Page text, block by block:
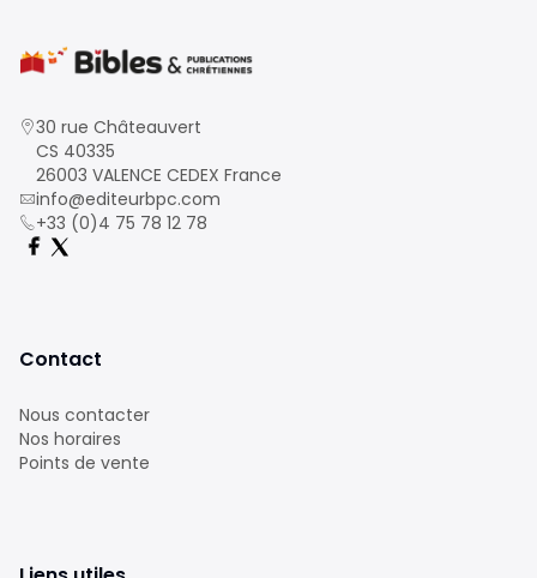
30 rue Châteauvert
CS 40335
26003 VALENCE CEDEX France
info@editeurbpc.com
+33 (0)4 75 78 12 78
Contact
Nous contacter
Nos horaires
Points de vente